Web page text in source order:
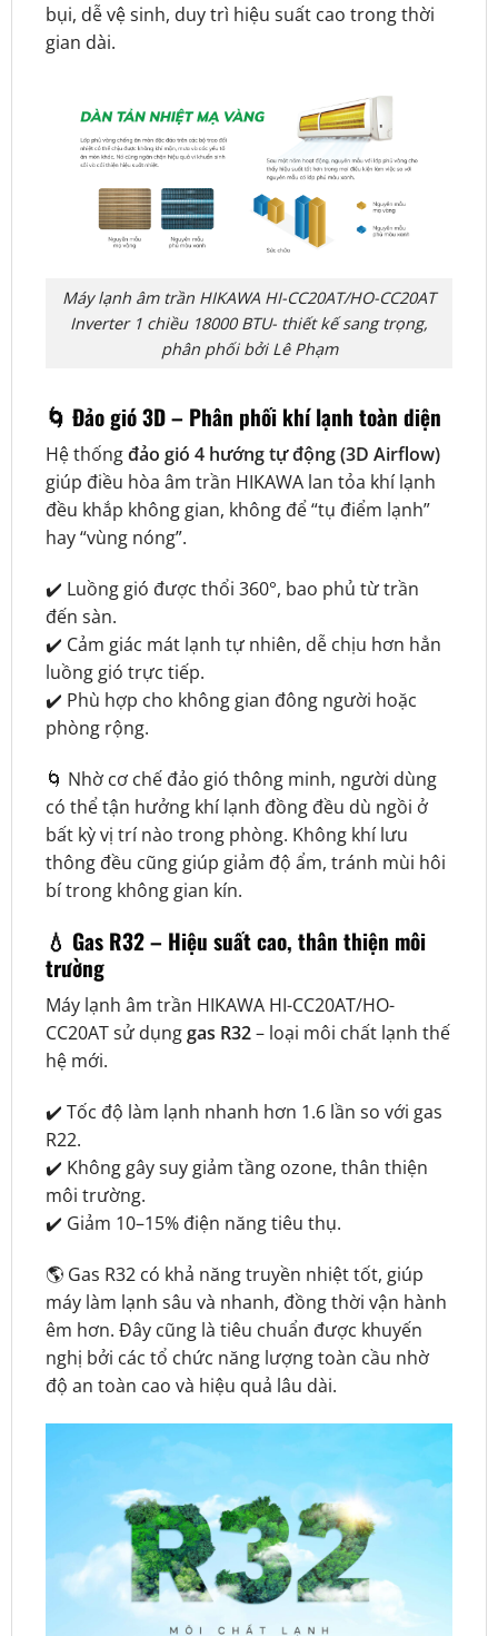
bụi, dễ vệ sinh, duy trì hiệu suất cao trong thời
gian dài.
Máy lạnh âm trần HIKAWA HI-CC20AT/HO-CC20AT
Inverter 1 chiều 18000 BTU- thiết kế sang trọng,
phân phối bởi Lê Phạm
🌀 Đảo gió 3D – Phân phối khí lạnh toàn diện
Hệ thốngđảo gió 4 hướng tự động (3D Airflow)
giúp điều hòa âm trần HIKAWA lan tỏa khí lạnh
đều khắp không gian, không để “tụ điểm lạnh”
hay “vùng nóng”.
✔️ Luồng gió được thổi 360°, bao phủ từ trần
đến sàn.
✔️ Cảm giác mát lạnh tự nhiên, dễ chịu hơn hẳn
luồng gió trực tiếp.
✔️ Phù hợp cho không gian đông người hoặc
phòng rộng.
🌀 Nhờ cơ chế đảo gió thông minh, người dùng
có thể tận hưởng khí lạnh đồng đều dù ngồi ở
bất kỳ vị trí nào trong phòng. Không khí lưu
thông đều cũng giúp giảm độ ẩm, tránh mùi hôi
bí trong không gian kín.
💧 Gas R32 – Hiệu suất cao, thân thiện môi
trường
Máy lạnh âm trần HIKAWA HI-CC20AT/HO-
CC20AT sử dụnggas R32– loại môi chất lạnh thế
hệ mới.
✔️ Tốc độ làm lạnh nhanh hơn 1.6 lần so với gas
R22.
✔️ Không gây suy giảm tầng ozone, thân thiện
môi trường.
✔️ Giảm 10–15% điện năng tiêu thụ.
🌎 Gas R32 có khả năng truyền nhiệt tốt, giúp
máy làm lạnh sâu và nhanh, đồng thời vận hành
êm hơn. Đây cũng là tiêu chuẩn được khuyến
nghị bởi các tổ chức năng lượng toàn cầu nhờ
độ an toàn cao và hiệu quả lâu dài.